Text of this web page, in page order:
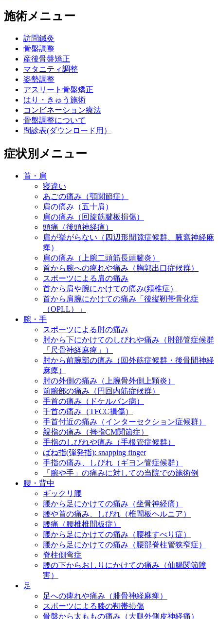
施術メニュー
訪問鍼灸
骨盤調整
産後骨盤矯正
マタニティ調整
姿勢調整
アスリート骨盤矯正
はり・きゅう施術
コンビネーション療法
骨盤調整について
問診表(ダウンロード用）
症状別メニュー
首・肩
寝違い
あごの痛み（顎関節症）
肩の痛み（五十肩）
肩の痛み（回旋筋腱板損傷）
頭痛（後頭神経痛）
肩が挙がらない（四辺形間隙症候群、腋窩神経麻
痺）
肩の痛み（上腕二頭筋長頭腱炎）
首から腕への痺れや痛み（胸郭出口症候群）
スポーツによる肩の痛み
首から肩や腕にかけての痛み(頚椎症）
首から肩腕にかけての痛み「後縦靭帯骨化症
（OPLL）」
腕・手
スポーツによる肘の痛み
肘から下にかけてのしびれや痛み（肘部管症候群
「尺骨神経麻痺」）
肘から前腕部の痛み（回外筋症候群・後骨間神経
麻痺）
肘の外側の痛み（上腕骨外側上顆炎）
前腕部の痛み（円回内筋症候群）
手首の痛み（ドケルバン病）
手首の痛み（TFCC損傷）
手首付近の痛み（インターセクション症候群）
親指の痛み（拇指CM関節症）
手指のしびれや痛み（手根管症候群）
ばね指(弾発指): snapping finger
手指の痛み、しびれ（ギヨン管症候群）
「腕や手」の痛みに対しての当院での施術例
腰・背中
ギックリ腰
腰から足にかけての痛み（坐骨神経痛）
腰や首の痛み、しびれ（椎間板ヘルニア）
腰痛（腰椎椎間板症）
腰から足にかけての痛み（腰椎すべり症）
腰から足にかけての痛み（腰部脊柱管狭窄症）
脊柱側弯症
腰の下からおしりにかけての痛み（仙腸関節障
害）
足
足への痺れや痛み（腓骨神経麻痺）
スポーツによる膝の靭帯損傷
骨盤から太ももの痛み（大腿外側皮神経痛）